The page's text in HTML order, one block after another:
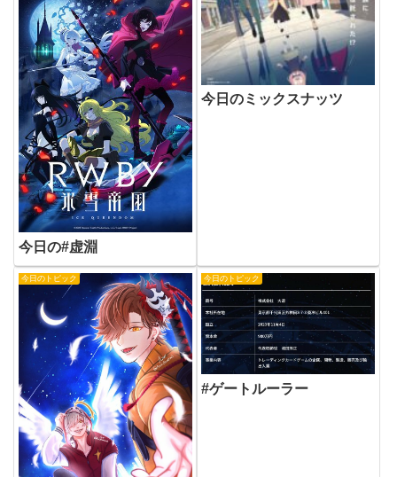
今日の#虚淵
今日のミックスナッツ
今日のトピック 今日のトピック
#ゲートルーラー